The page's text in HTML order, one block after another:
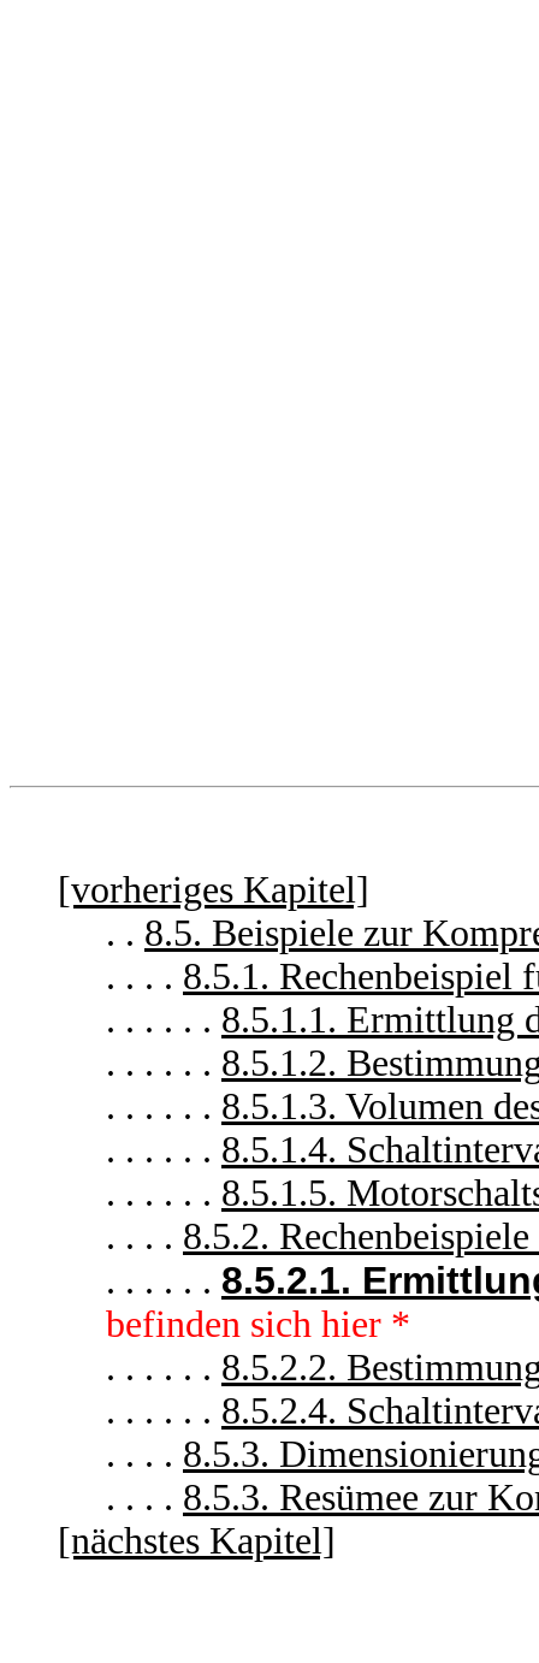
[vorheriges Kapitel]
. . 8.5. Beispiele zur
. . . . 8.5.1. Rechenbeispiel
. . . . . . 8.5.1.1. Ermittlung
. . . . . . 8.5.1.2.
. . . . . . 8.5.1.3. Volumen
. . . . . . 8.5.1.4.
. . . . . . 8.5.1.5.
. . . . 8.5.2.
. . . . . . 8.5.2.1.
befinden sich hier *
. . . . . . 8.5.2.2.
. . . . . . 8.5.2.4.
. . . . 8.5.3.
. . . . 8.5.3. Resümee zur
[nächstes Kapitel]